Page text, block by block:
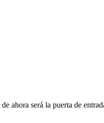
ahora será la puerta de